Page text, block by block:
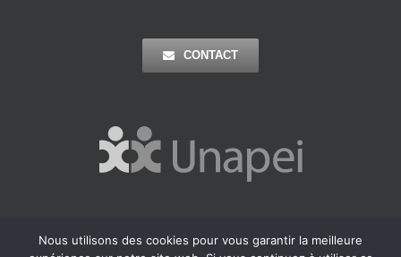
CONTACT
Copyright 2016 Apei Ouest 44 | Tous Droits Réservés |Mentions
Nous utilisons des cookies pour vous garantir la meilleure